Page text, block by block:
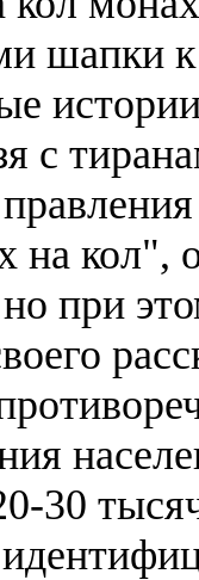
шапки
с
на кол",
при
30